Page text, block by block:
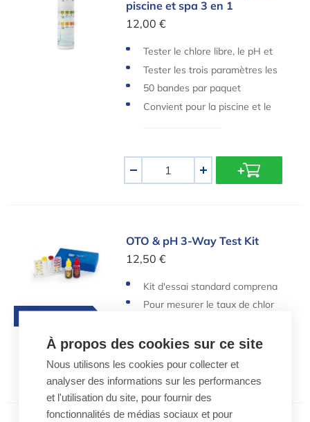
piscine et spa 3 en 1
12,00 €
Tester le chlore libre, le pH et
l'alcalinité
Tester les trois paramètres les
plus importants de l'eau de pis
50 bandes par paquet
Convient pour la piscine et le
- +
OTO & pH 3-Way Test KitOTO & pH 3-Way Test Kit
12,50 €
Kit d'essai standard comprena
nt 2 flacons
Pour mesurer le taux de chlor
À propos des cookies sur ce site
Nous utilisons les cookies pour collecter et
analyser des informations sur les performances
et l'utilisation du site, pour fournir des
fonctionnalités de médias sociaux et pour